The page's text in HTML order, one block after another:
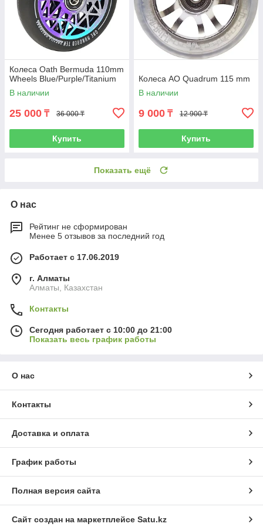
Колеса Oath Bermuda 110mm
Wheels Blue/Purple/Titanium
В наличии
25 000 ₸ 36 000 ₸
Купить
Колеса AO Quadrum 115 mm
В наличии
9 000 ₸ 12 900 ₸
Купить
Показать ещё
О нас
Рейтинг не сформирован
Менее 5 отзывов за последний год
Работает с 17.06.2019
г. Алматы
Алматы, Казахстан
Контакты
Сегодня работает с 10:00 до 21:00
Показать весь график работы
О нас
Контакты
Доставка и оплата
График работы
Полная версия сайта
Сайт создан на маркетплейсе Satu.kz